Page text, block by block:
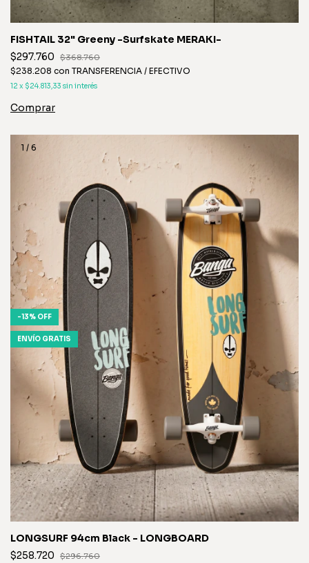
FISHTAIL 32" Greeny -Surfskate MERAKI-
$297.760
$368.760
$238.208 con TRANSFERENCIA / EFECTIVO
12 x $24.813,33 sin interés
1 / 6
-13% OFF
ENVÍO GRATIS
LONGSURF 94cm Black - LONGBOARD
$258.720
$296.760